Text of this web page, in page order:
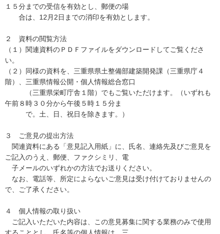
１５分までの受信を有効とし、郵便の場
合は、12月2日までの消印を有効とします。
２ 資料の閲覧方法
（１）関連資料のＰＤＦファイルをダウンロードしてご覧くださ
い。
（２）同様の資料を、三重県県土整備部建築開発課（三重県庁４
階）、三重県情報公開・個人情報総合窓口
（三重県栄町庁舎１階）でもご覧いただけます。（いずれも
午前８時３０分から午後５時１５分ま
で。土、日、祝日を除きます。）
３ ご意見の提出方法
関連資料にある「意見記入用紙」に、氏名、連絡先及びご意見を
ご記入のうえ、郵便、ファクシミリ、電
子メールのいずれかの方法でお送りください。
なお、電話等、所定によらないご意見は受け付けておりませんの
で、ご了承ください。
４ 個人情報の取り扱い
ご記入いただいた内容は、この意見募集に関する業務のみで使用